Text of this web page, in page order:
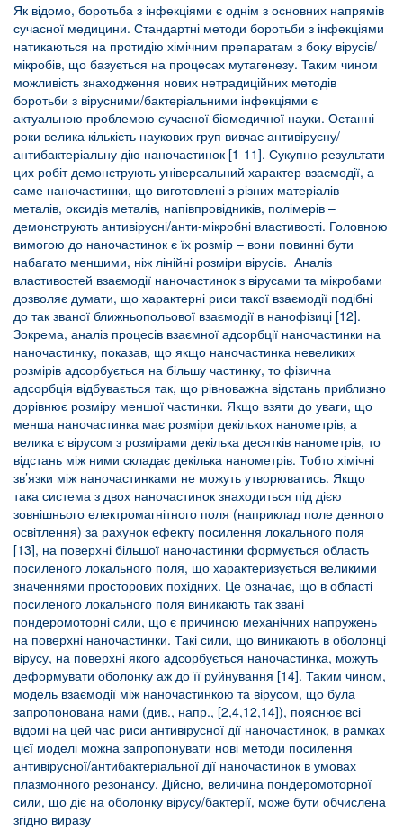
Як відомо, боротьба з інфекціями є однім з основних напрямів
сучасної медицини. Стандартні методи боротьби з інфекціями
натикаються на протидію хімічним препаратам з боку вірусів/
мікробів, що базується на процесах мутагенезу. Таким чином
можливість знаходження нових нетрадиційних методів
боротьби з вірусними/бактеріальними інфекціями є
актуальною проблемою сучасної біомедичної науки. Останні
роки велика кількість наукових груп вивчає антивірусну/
антибактеріальну дію наночастинок [1-11]. Сукупно результати
цих робіт демонструють універсальний характер взаємодії, а
саме наночастинки, що виготовлені з різних матеріалів –
металів, оксидів металів, напівпровідників, полімерів –
демонструють антивірусні/анти-мікробні властивості. Головною
вимогою до наночастинок є їх розмір – вони повинні бути
набагато меншими, ніж лінійні розміри вірусів. Аналіз
властивостей взаємодії наночастинок з вірусами та мікробами
дозволяє думати, що характерні риси такої взаємодії подібні
до так званої ближньопольової взаємодії в нанофізиці [12].
Зокрема, аналіз процесів взаємної адсорбції наночастинки на
наночастинку, показав, що якщо наночастинка невеликих
розмірів адсорбується на більшу частинку, то фізична
адсорбція відбувається так, що рівноважна відстань приблизно
дорівнює розміру меншої частинки. Якщо взяти до уваги, що
менша наночастинка має розміри декількох нанометрів, а
велика є вірусом з розмірами декілька десятків нанометрів, то
відстань між ними складає декілька нанометрів. Тобто хімічні
зв’язки між наночастинками не можуть утворюватись. Якщо
така система з двох наночастинок знаходиться під дією
зовнішнього електромагнітного поля (наприклад поле денного
освітлення) за рахунок ефекту посилення локального поля
[13], на поверхні більшої наночастинки формується область
посиленого локального поля, що характеризується великими
значеннями просторових похідних. Це означає, що в області
посиленого локального поля виникають так звані
пондеромоторні сили, що є причиною механічних напружень
на поверхні наночастинки. Такі сили, що виникають в оболонці
вірусу, на поверхні якого адсорбується наночастинка, можуть
деформувати оболонку аж до її руйнування [14]. Таким чином,
модель взаємодії між наночастинкою та вірусом, що була
запропонована нами (див., напр., [2,4,12,14]), пояснює всі
відомі на цей час риси антивірусної дії наночастинок, в рамках
цієї моделі можна запропонувати нові методи посилення
антивірусної/антибактеріальної дії наночастинок в умовах
плазмонного резонансу. Дійсно, величина пондеромоторної
сили, що діє на оболонку вірусу/бактерії, може бути обчислена
згідно виразу